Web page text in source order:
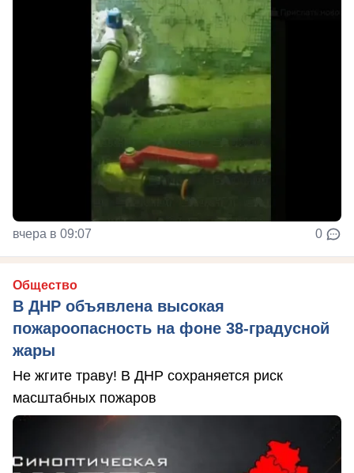
вчера в 09:07 0
Общество
В ДНР объявлена высокая
пожароопасность на фоне 38-градусной
жары
Не жгите траву! В ДНР сохраняется риск
масштабных пожаров